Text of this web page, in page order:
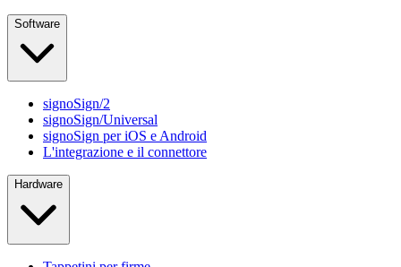
Software
signoSign/2
signoSign/Universal
signoSign per iOS e Android
L'integrazione e il connettore
Hardware